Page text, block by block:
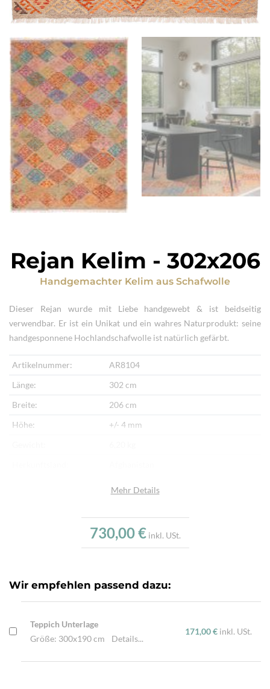
Rejan Kelim - 302x206
Handgemachter Kelim aus Schafwolle
Dieser Rejan wurde mit Liebe handgewebt & ist beidseitig
verwendbar. Er ist ein Unikat und ein wahres Naturprodukt: seine
handgesponnene Hochlandschafwolle ist natürlich gefärbt.
Artikelnummer:
AR8104
Länge:
302 cm
Breite:
206 cm
Höhe:
+/- 4 mm
Sehr fein per Hand gewebt
Mehr Details
730,00 € inkl. USt.
Wir empfehlen passend dazu:
Teppich Unterlage
Größe: 300x190 cm
Details...
171,00 € inkl. USt.